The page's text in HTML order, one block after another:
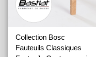
Collection Bosc
Fauteuils Classiques